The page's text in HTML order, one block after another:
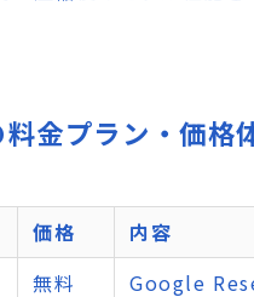
金プラン・価格
価格
内容
無料 Google